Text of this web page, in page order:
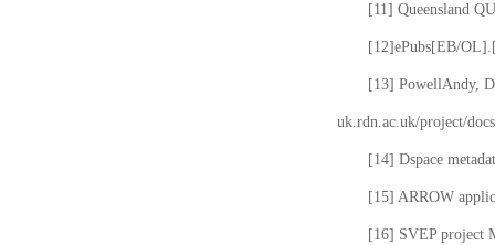
[11] Queensland
[12]ePubs[EB/
[13] PowellAndy,
uk.rdn.ac.uk/project/
[14] Dspace
[15] ARROW
[16] SVEP project